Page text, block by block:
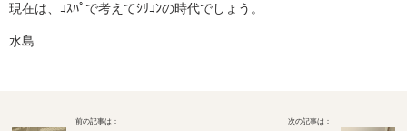
現在は、ｺｽﾊﾟで考えてｼﾘｺﾝの時代でしょう。
水島